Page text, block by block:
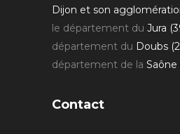
Dijon et son
le département du Jura
département du Doubs
département de la Saône
Contact